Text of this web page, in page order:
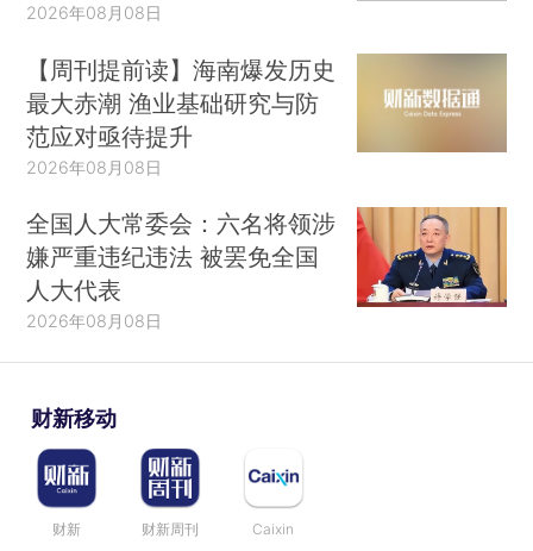
2026年08月08日
【周刊提前读】海南爆发历史
最大赤潮 渔业基础研究与防
范应对亟待提升
2026年08月08日
全国人大常委会：六名将领涉
嫌严重违纪违法 被罢免全国
人大代表
2026年08月08日
财新移动
财新 财新周刊 Caixin